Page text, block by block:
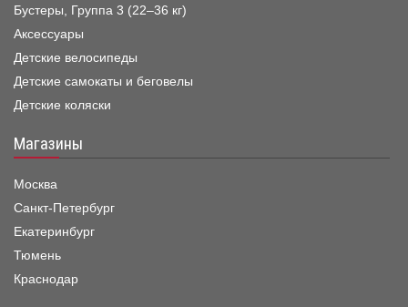
Бустеры, Группа 3 (22–36 кг)
Аксессуары
Детские велосипеды
Детские самокаты и беговелы
Детские коляски
Магазины
Москва
Санкт-Петербург
Екатеринбург
Тюмень
Краснодар